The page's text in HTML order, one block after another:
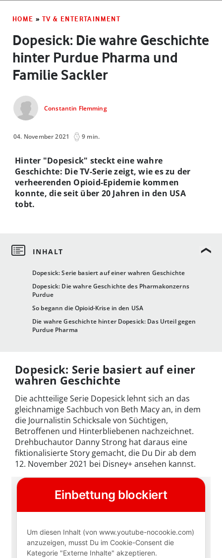
HOME » TV & ENTERTAINMENT
Dopesick: Die wahre Geschichte
hinter Purdue Pharma und
Familie Sackler
Constantin Flemming
04. November 2021 9 min.
Dopesick: Serie basiert auf einer wahren Geschichte
Dopesick: Die wahre Geschichte des Pharmakonzerns
Purdue
So begann die Opioid-Krise in den USA
Die wahre Geschichte hinter Dopesick: Das Urteil gegen
Purdue Pharma
Hinter "Dopesick" steckt eine wahre
Geschichte: Die TV-Serie zeigt, wie es zu der
verheerenden Opioid-Epidemie kommen
konnte, die seit über 20 Jahren in den USA
tobt.
Dopesick: Serie basiert auf einer
wahren Geschichte
Die achtteilige Serie Dopesick lehnt sich an das
gleichnamige Sachbuch von Beth Macy an, in dem
die Journalistin Schicksale von Süchtigen,
Betroffenen und Hinterbliebenen nachzeichnet.
Drehbuchautor Danny Strong hat daraus eine
fiktionalisierte Story gemacht, die Du Dir ab dem
12. November 2021 bei Disney+ ansehen kannst.